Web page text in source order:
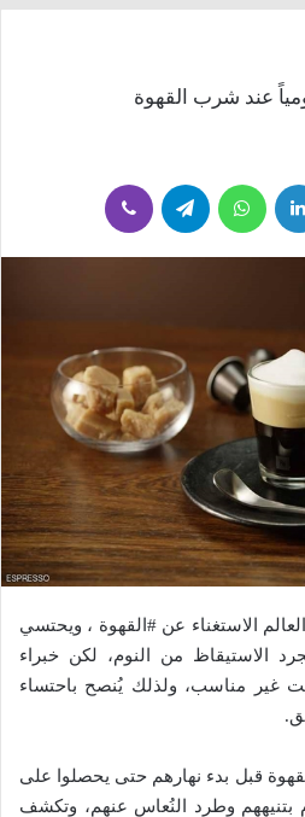
عند شرب القهوة
لينكدإن واتساب تيلقرام
الاستغناء عن #القهوة ، ويحتسي
الاستيقاظ من النوم، لكن خبراء
غير مناسب، ولذلك يُنصح باحتساء
قبل بدء نهارهم حتى يحصلوا على
بتنيههم وطرد النُعاس عنهم، وتكشف